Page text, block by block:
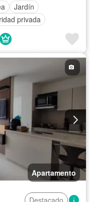
Jardín
privada
Apartamento